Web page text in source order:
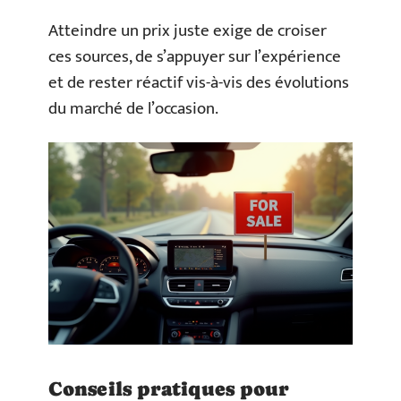
Atteindre un prix juste exige de croiser
ces sources, de s’appuyer sur l’expérience
et de rester réactif vis-à-vis des évolutions
du marché de l’occasion.
Conseils pratiques pour